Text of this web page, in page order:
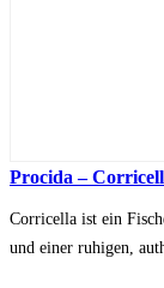
Procida –
Corricella ist ein
und einer ruhigen,